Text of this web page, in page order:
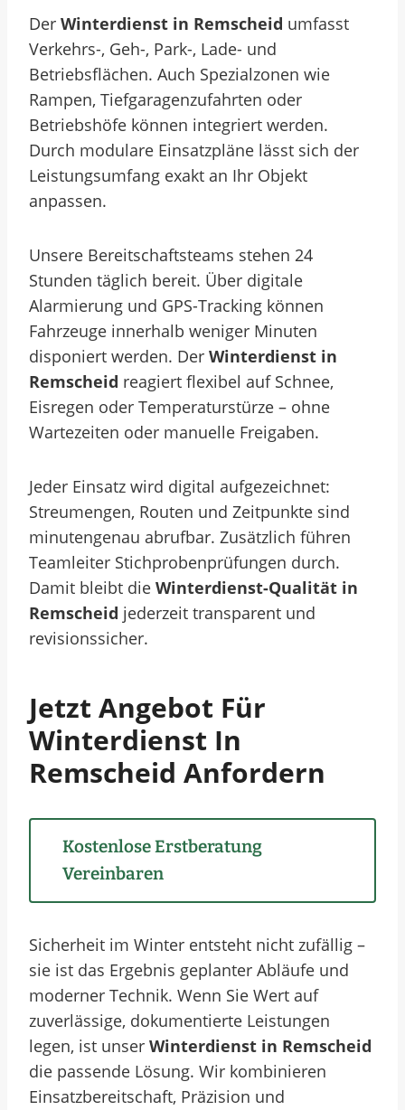
Der Winterdienst in Remscheid umfasst
Verkehrs-, Geh-, Park-, Lade- und
Betriebsflächen. Auch Spezialzonen wie
Rampen, Tiefgaragenzufahrten oder
Betriebshöfe können integriert werden.
Durch modulare Einsatzpläne lässt sich der
Leistungsumfang exakt an Ihr Objekt
anpassen.
Unsere Bereitschaftsteams stehen 24
Stunden täglich bereit. Über digitale
Alarmierung und GPS-Tracking können
Fahrzeuge innerhalb weniger Minuten
disponiert werden. Der Winterdienst in
Remscheid reagiert flexibel auf Schnee,
Eisregen oder Temperaturstürze – ohne
Wartezeiten oder manuelle Freigaben.
Jeder Einsatz wird digital aufgezeichnet:
Streumengen, Routen und Zeitpunkte sind
minutengenau abrufbar. Zusätzlich führen
Teamleiter Stichprobenprüfungen durch.
Damit bleibt die Winterdienst-Qualität in
Remscheid jederzeit transparent und
revisionssicher.
Jetzt Angebot Für
Winterdienst In
Remscheid Anfordern
Kostenlose Erstberatung
Vereinbaren
Sicherheit im Winter entsteht nicht zufällig –
sie ist das Ergebnis geplanter Abläufe und
moderner Technik. Wenn Sie Wert auf
zuverlässige, dokumentierte Leistungen
legen, ist unser Winterdienst in Remscheid
die passende Lösung. Wir kombinieren
Einsatzbereitschaft, Präzision und